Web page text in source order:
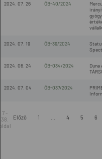
2024. 07. 26 ÖB-40/2024
2024. 07. 19 ÖB-39/2024
2024. 06. 24 ÖB-034/2024
Duna
2024. 07. 04 ÖB-037/2024
7 -
38.
Előző 1 4 5 6